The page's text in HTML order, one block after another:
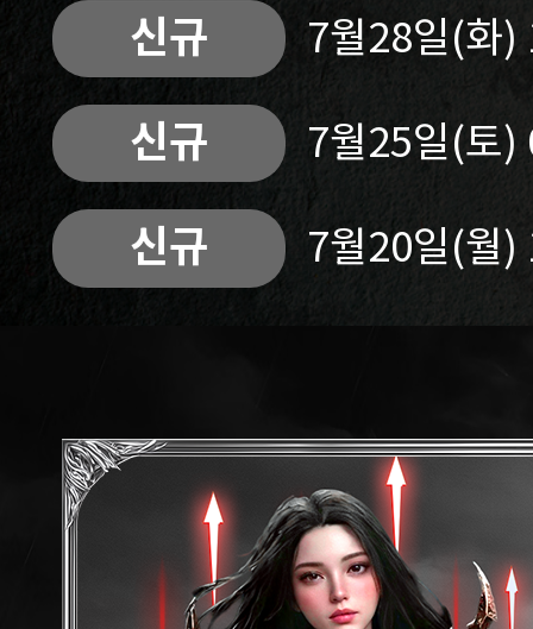
신규 7월28일(화
신규 7월25일(토
신규 7월20일(월